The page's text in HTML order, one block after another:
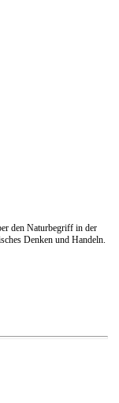
den Naturbegriff in der
Denken und Handeln.